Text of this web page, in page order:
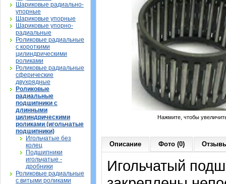
Шариковые радиально-
упорные
Шариковые упорные
Шариковые упорно-
радиальные
Роликовые радиальные
с короткими
цилиндрическими
роликами
Роликовые радиальные
сферические
двухрядные
Роликовые
радиальные
подшипники с
длинными
цилиндрическими
роликами (игольчатые
подшипники)
Игольчатые без
колец
Подшипники
игольчатые -
дробники
Роликовые радиальные
с витыми роликами
Нажмите, чтобы
Описание Фото (0)
Игольчатый